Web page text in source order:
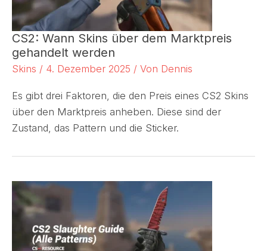
CS2: Wann Skins über dem Marktpreis
gehandelt werden
Skins / 4. Dezember 2025 / Von Dennis
Es gibt drei Faktoren, die den Preis eines CS2 Skins
über den Marktpreis anheben. Diese sind der
Zustand, das Pattern und die Sticker.